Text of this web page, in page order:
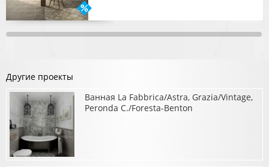
Другие проекты
Ванная La Fabbrica/Astra, Grazia/Vintage,
Peronda C./Foresta-Benton